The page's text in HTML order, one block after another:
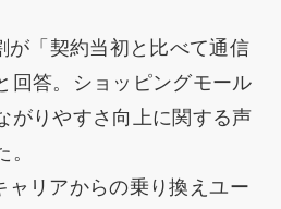
が「契約当初と比べて通信
回答。ショッピングモール
がりやすさ向上に関する声
ャリアからの乗り換えユー